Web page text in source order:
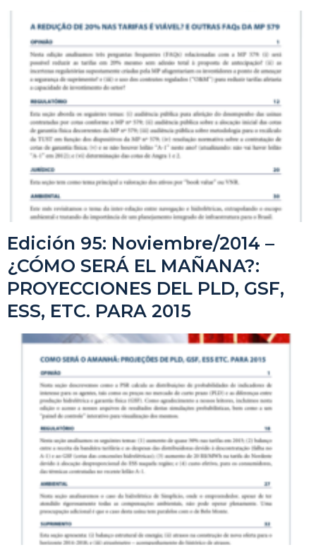
Edición 95: Noviembre/2014 –
¿CÓMO SERÁ EL MAÑANA?:
PROYECCIONES DEL PLD, GSF,
ESS, ETC. PARA 2015